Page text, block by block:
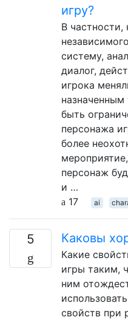
игру?
В частности,
систему,
диалог,
игрока
быть
персонажа
более
персонаж
и …
17
ai
5 Каковы
Какие
игры таким,
ним
свойств при